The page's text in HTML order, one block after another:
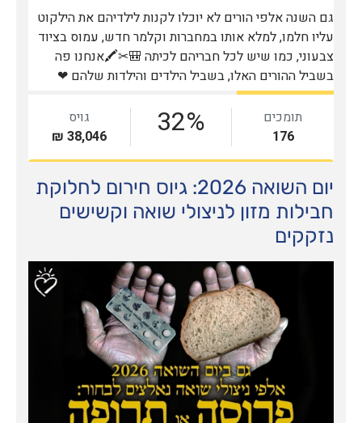
יום השואה 2026: גיוס חירום לחלוקת
חבילות מזון לניצולי שואה וקשישים
נזקקים